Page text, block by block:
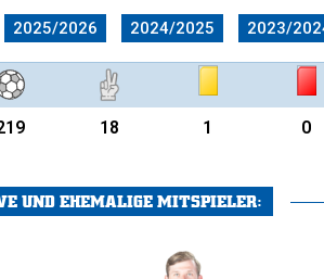
2025/2026 2024/2025 2023/
18 1 0
UND EHEMALIGE MITSPIELER: